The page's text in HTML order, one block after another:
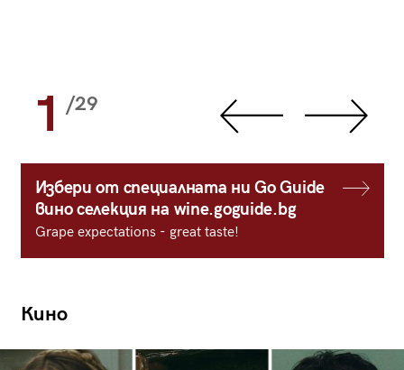
1 /29
Избери от специалната ни Go Guide
вино селекция на wine.goguide.bg
Grape expectations - great taste!
Кино